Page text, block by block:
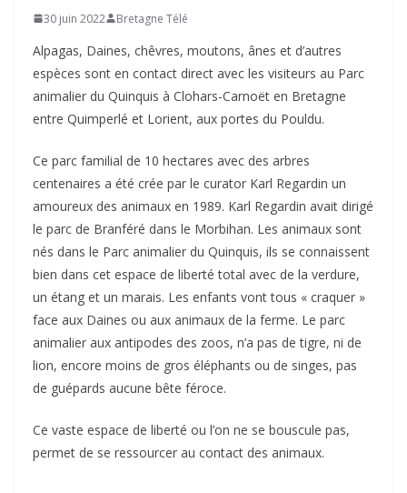
30 juin 2022 Bretagne Télé
Alpagas, Daines, chêvres, moutons, ânes et d’autres
espèces sont en contact direct avec les visiteurs au Parc
animalier du Quinquis à Clohars-Carnoët en Bretagne
entre Quimperlé et Lorient, aux portes du Pouldu.
Ce parc familial de 10 hectares avec des arbres
centenaires a été crée par le curator Karl Regardin un
amoureux des animaux en 1989. Karl Regardin avait dirigé
le parc de Branféré dans le Morbihan. Les animaux sont
nés dans le Parc animalier du Quinquis, ils se connaissent
bien dans cet espace de liberté total avec de la verdure,
un étang et un marais. Les enfants vont tous « craquer »
face aux Daines ou aux animaux de la ferme. Le parc
animalier aux antipodes des zoos, n’a pas de tigre, ni de
lion, encore moins de gros éléphants ou de singes, pas
de guépards aucune bête féroce.
Ce vaste espace de liberté ou l’on ne se bouscule pas,
permet de se ressourcer au contact des animaux.